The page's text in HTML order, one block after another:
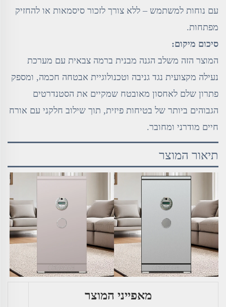
עם נוחות למשתמש – ללא צורך לזכור סיסמאות או להחזיק
מפתחות.
סיכום מיקום:
המוצר הזה משלב הגנה מבנית ברמה צבאית עם מערכת
נעילה מקצועית נגד גניבה וטכנולוגיית אבטחה חכמה, ומספק
פתרון שלם לאחסון מאובטח שמקיים את הסטנדרטים
הגבוהים ביותר של בטיחות פיזית, תוך שילוב חלקני עם אורח
חיים מודרני ומחובר.
תיאור המוצר
מאפייני המוצר